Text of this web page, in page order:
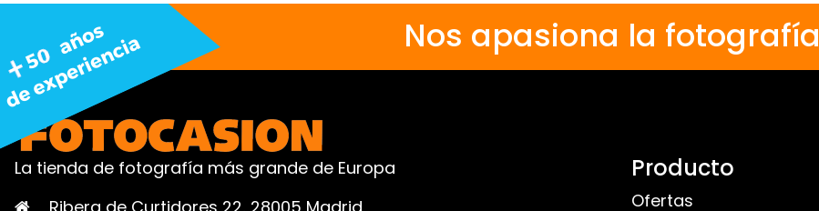
Nos apasiona la fotografía
La tienda de fotografía más grande de Europa
Producto
Ofertas